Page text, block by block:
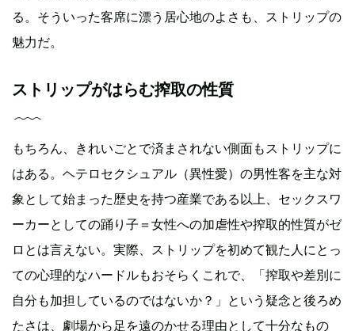
る。そういった客席に漂う居心地のよさも、ストリップの
魅力だ。
ストリップがはらむ搾取の性質
もちろん、きれいごとで済まされない側面もストリップに
はある。ヘテロセクシュアル（異性愛）の男性客を主な対
象として始まった歴史を持つ産業である以上、セックスワ
ーカーとしての踊り子＝女性への加虐性や搾取的性質がゼ
ロとは言えない。実際、ストリップを初めて観た人にとっ
ての心理的なハードルもおそらくこれで、「搾取や差別に
自分も加担しているのではないか？」という疑念と後ろめ
たさは、劇場から足を遠のかせる理由として十分なもの